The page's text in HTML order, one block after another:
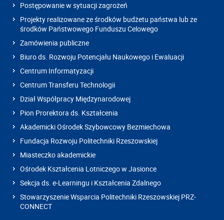
Postępowanie w sytuacji zagrożeń
Projekty realizowane ze środków budżetu państwa lub ze
środków Państwowego Funduszu Celowego
Zamówienia publiczne
Biuro ds. Rozwoju Potencjału Naukowego i Ewaluacji
Centrum Informatyzacji
Centrum Transferu Technologii
Dział Współpracy Międzynarodowej
Pion Prorektora ds. Kształcenia
Akademicki Ośrodek Szybowcowy Bezmiechowa
Fundacja Rozwoju Politechniki Rzeszowskiej
Miasteczko akademickie
Ośrodek Kształcenia Lotniczego w Jasionce
Sekcja ds. e-Learningu i Kształcenia Zdalnego
Stowarzyszenie Wsparcia Politechniki Rzeszowskiej PRZ-
CONNECT